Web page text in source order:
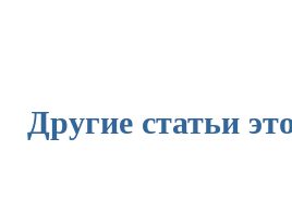
Другие статьи